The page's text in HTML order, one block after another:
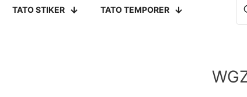
TATO STIKER TATO TEMPORER